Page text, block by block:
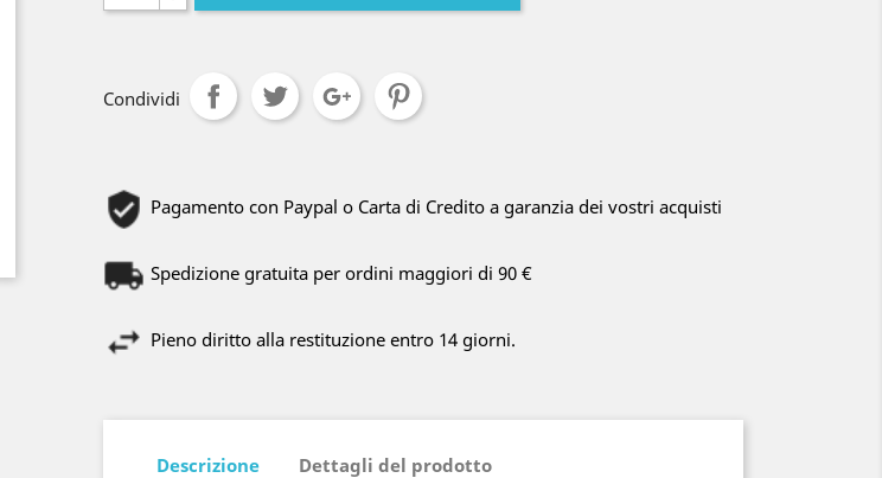
Condividi
Pagamento con Paypal o Carta di Credito a garanzia dei vostri acquisti
Spedizione gratuita per ordini maggiori di 90 €
Pieno diritto alla restituzione entro 14 giorni.
Descrizione Dettagli del prodotto